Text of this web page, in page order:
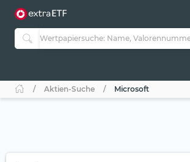
Aktien-Suche Microsoft